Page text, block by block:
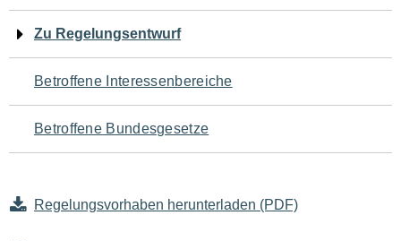
für
den
Seiteninhalt
Zu Regelungsentwurf
Betroffene Interessenbereiche
Betroffene Bundesgesetze
Regelungsvorhaben herunterladen (PDF)